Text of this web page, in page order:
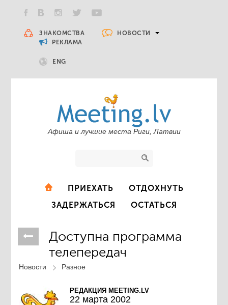
ЗНАКОМСТВА
НОВОСТИ
РЕКЛАМА
ENG
Афиша и лучшие места Риги, Латвии
ПРИЕХАТЬ
ОТДОХНУТЬ
ЗАДЕРЖАТЬСЯ
ОСТАТЬСЯ
Доступна программа
телепередач
Новости Разное
РЕДАКЦИЯ MEETING.LV
22 марта 2002